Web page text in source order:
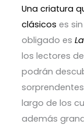
Una criatura
clásicos es
obligado es
los lectores
podrán
largo de los
además